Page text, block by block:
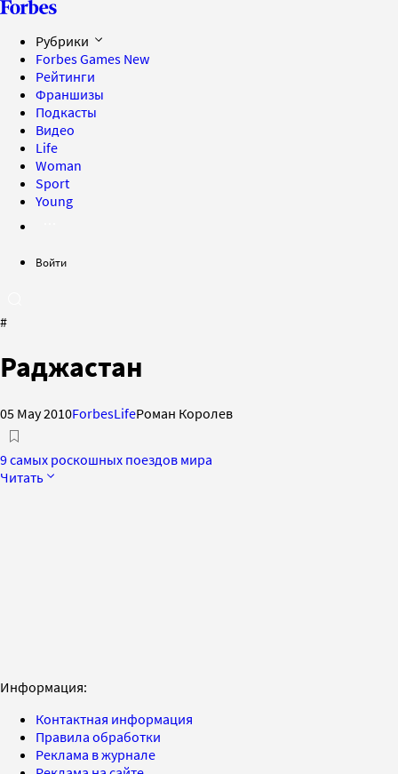
Рубрики
Forbes Games New
Рейтинги
Франшизы
Подкасты
Видео
Life
Woman
Sport
Young
Войти
#
Раджастан
05 May 2010ForbesLifeРоман Королев
9 самых роскошных поездов мира
Читать
Информация:
Контактная информация
Правила обработки
Реклама в журнале